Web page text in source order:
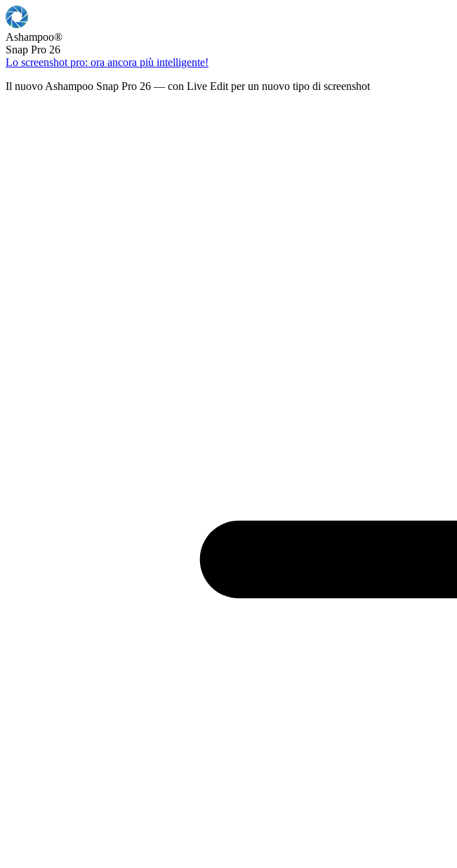
Ashampoo®
Snap Pro 26
Lo screenshot pro: ora ancora più intelligente!
Il nuovo Ashampoo Snap Pro 26 — con Live Edit per un nuovo tipo di screenshot